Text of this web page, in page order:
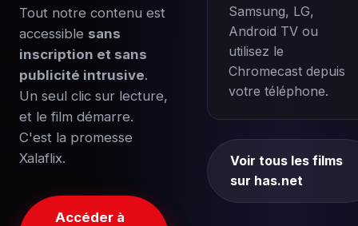
Tout notre contenu est
accessible sans
inscription et sans
publicité intrusive.
Un seul clic sur lecture,
et le film démarre.
C'est la promesse
Xalaflix.
Accéder à
Samsung, LG,
Android TV ou
utilisez le
Chromecast depuis
votre téléphone.
Voir tous les films
sur has.net